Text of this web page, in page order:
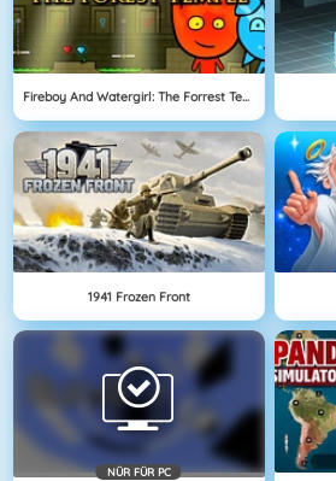
Fireboy And Watergirl: The Forrest Temple
1941 Frozen Front
NÜR FÜR PC